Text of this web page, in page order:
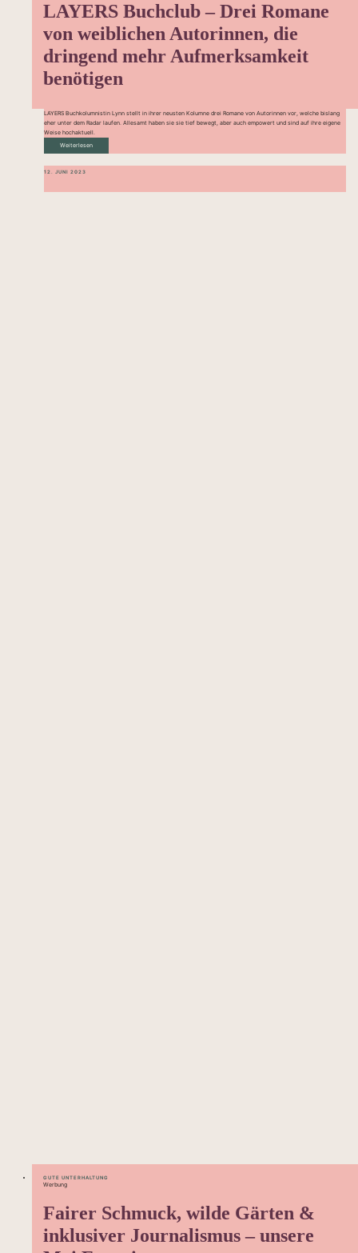
LAYERS Buchclub – Drei Romane
von weiblichen Autorinnen, die
dringend mehr Aufmerksamkeit
benötigen
LAYERS Buchkolumnistin Lynn stellt in ihrer neusten Kolumne drei Romane von Autorinnen vor, welche bislang
eher unter dem Radar laufen. Allesamt haben sie sie tief bewegt, aber auch empowert und sind auf ihre eigene
Weise hochaktuell.
Weiterlesen
12. JUNI 2023
GUTE UNTERHALTUNG
Werbung
Fairer Schmuck, wilde Gärten &
inklusiver Journalismus – unsere